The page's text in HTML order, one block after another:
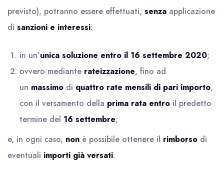
previsto), potranno essere effettuati, senza applicazione
di sanzioni e interessi:
in un’unica soluzione entro il 16 settembre 2020;
ovvero mediante rateizzazione, fino ad
un massimo di quattro rate mensili di pari importo,
con il versamento della prima rata entro il predetto
termine del 16 settembre;
e, in ogni caso, non è possibile ottenere il rimborso di
eventuali importi già versati.